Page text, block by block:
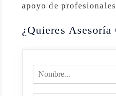
apoyo de
¿Quieres Asesoría